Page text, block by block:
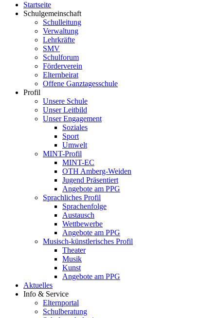
Startseite
Schulgemeinschaft
Schulleitung
Verwaltung
Lehrkräfte
SMV
Schulforum
Förderverein
Elternbeirat
Offene Ganztagesschule
Profil
Unsere Schule
Unser Leitbild
Unser Engagement
Soziales
Sport
Umwelt
MINT-Profil
MINT-EC
OTH Amberg-Weiden
Jugend Präsentiert
Angebote am PPG
Sprachliches Profil
Sprachenfolge
Austausch
Wettbewerbe
Angebote am PPG
Musisch-künstlerisches Profil
Theater
Musik
Kunst
Angebote am PPG
Aktuelles
Info & Service
Elternportal
Schulberatung